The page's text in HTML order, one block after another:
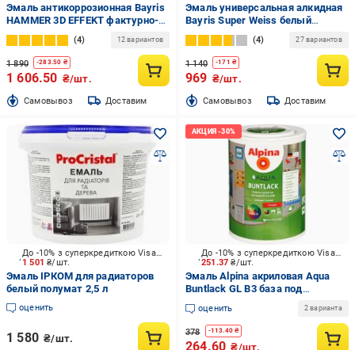
Эмаль антикоррозионная Bayris
HAMMER 3D EFFEKT фактурно-
черный глянец 2,5 л
4 12 вариантов
1 890 -283.50 ₴
1 606.50 ₴/шт.
Cамовывоз Доставим
Эмаль универсальная алкидная
Bayris Super Weiss белый
высокий глянец 2,7 кг
4 27 вариантов
1 140 -171 ₴
969 ₴/шт.
Cамовывоз Доставим
1 501₴/шт.
До -10% з суперкредиткою Visa Вигода
Эмаль ІРКОМ для радиаторов
белый полумат 2,5 л
оценить
1 580 ₴/шт.
251.37₴/шт.
До -10% з суперкредиткою Visa Вигода
Эмаль Alpina акриловая Aqua
Buntlack GL B3 база под
тонировку глянец 0,71 л
оценить 2 варианта
378 -113.40₴
264.60 ₴/шт.